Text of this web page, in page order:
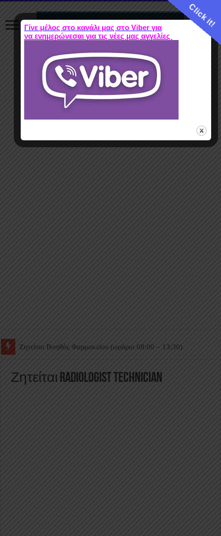
Ζητείται Βοηθός Θαλάμου
Ζητείται Radiologist Technician
Click it!
Γίνε μέλος στο κανάλι μας στο Viber για
να ενημερώνεσαι για τις νέες μας αγγελίες